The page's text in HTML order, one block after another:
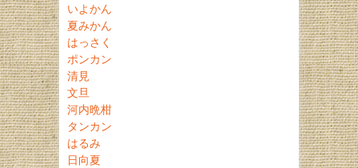
いよかん
夏みかん
はっさく
ポンカン
清見
文旦
河内晩柑
タンカン
はるみ
日向夏